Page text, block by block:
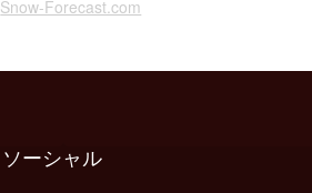
Snow-Forecast.com
ソーシャル